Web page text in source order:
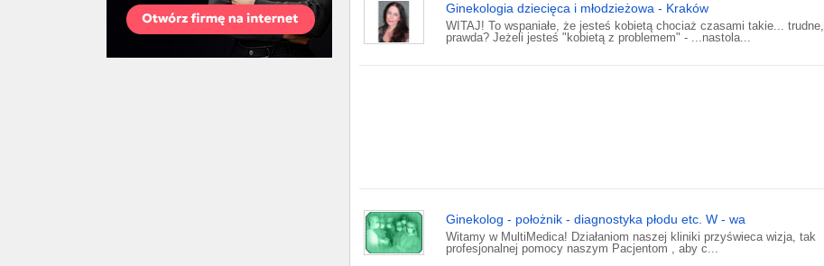
Ginekologia dziecięca i młodzieżowa - Kraków
WITAJ! To wspaniałe, że jesteś kobietą chociaż czasami takie... trudne,
prawda? Jeżeli jesteś "kobietą z problemem" - ...nastola...
Ginekolog - położnik - diagnostyka płodu etc. W - wa
Witamy w MultiMedica! Działaniom naszej kliniki przyświeca wizja, tak
profesjonalnej pomocy naszym Pacjentom , aby c...